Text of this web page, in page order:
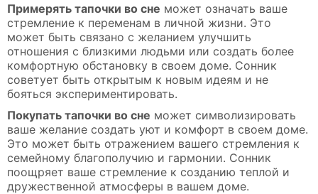
Примерять тапочки во сне может означать ваше
стремление к переменам в личной жизни. Это
может быть связано с желанием улучшить
отношения с близкими людьми или создать более
комфортную обстановку в своем доме. Сонник
советует быть открытым к новым идеям и не
бояться экспериментировать.
Покупать тапочки во сне может символизировать
ваше желание создать уют и комфорт в своем доме.
Это может быть отражением вашего стремления к
семейному благополучию и гармонии. Сонник
поощряет ваше стремление к созданию теплой и
дружественной атмосферы в вашем доме.